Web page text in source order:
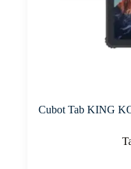
Cubot Tab KING